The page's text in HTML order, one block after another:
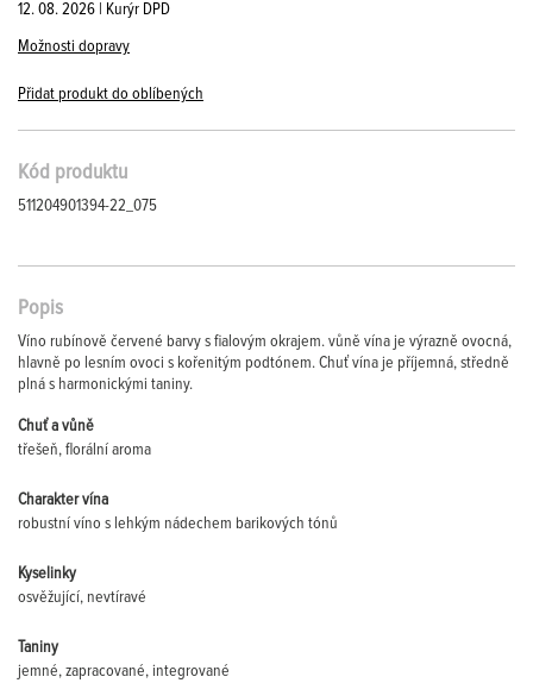
12. 08. 2026 | Kurýr DPD
Možnosti dopravy
Přidat produkt do oblíbených
Kód produktu
511204901394-22_075
Popis
Víno rubínově červené barvy s fialovým okrajem. vůně vína je výrazně ovocná,
hlavně po lesním ovoci s kořenitým podtónem. Chuť vína je příjemná, středně
plná s harmonickými taniny.
Chuť a vůně
třešeň, florální aroma
Charakter vína
robustní víno s lehkým nádechem barikových tónů
Kyselinky
osvěžující, nevtíravé
Taniny
jemné, zapracované, integrované